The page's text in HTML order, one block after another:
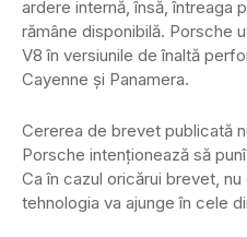
ardere internă, însă, întreaga
rămâne disponibilă. Porsche
V8 în versiunile de înaltă
Cayenne și Panamera.
Cererea de brevet publicată
Porsche intenționează să
Ca în cazul oricărui brevet,
tehnologia va ajunge în cele